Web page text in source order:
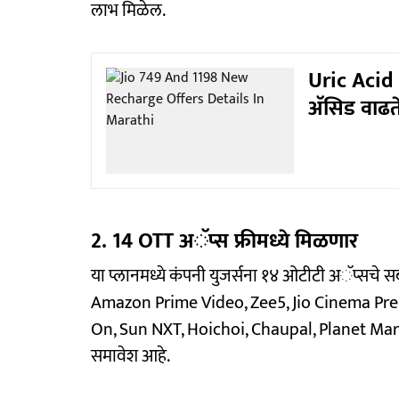
लाभ मिळेल.
Uric Acid
अ‍ॅसिड
2. 14 OTT अॅप्स फ्रीमध्ये मिळणार
या प्लानमध्ये कंपनी युजर्सना १४ ओटीटी अॅप्सचे
Amazon Prime Video, Zee5, Jio Cinema
On, Sun NXT, Hoichoi, Chaupal, Planet
समावेश आहे.